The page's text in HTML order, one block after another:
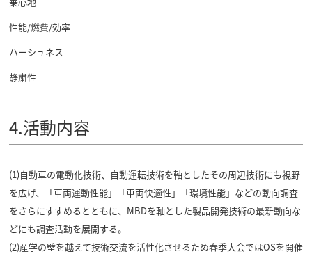
性能/燃費/効率
ハーシュネス
静粛性
4.活動内容
(1)自動車の電動化技術、自動運転技術を軸としたその周辺技術にも視野
を広げ、「車両運動性能」「車両快適性」「環境性能」などの動向調査
をさらにすすめるとともに、MBDを軸とした製品開発技術の最新動向な
どにも調査活動を展開する。
(2)産学の壁を越えて技術交流を活性化させるため春季大会ではOSを開催